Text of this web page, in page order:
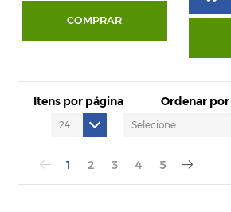
COMPRAR
Itens por página Ordenar por
1 2 3 4 5